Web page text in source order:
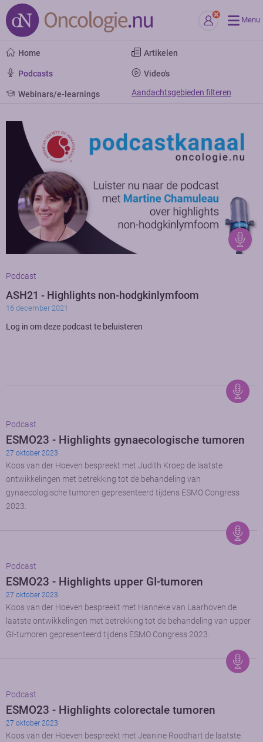
Menu
Home Artikelen
Podcasts Video's
Webinars/e-learnings Aandachtsgebieden filteren
Podcast
ASH21 - Highlights non-hodgkinlymfoom
16 december 2021
Log in om deze podcast te beluisteren
Podcast
ESMO23 - Highlights gynaecologische tumoren
27 oktober 2023
Koos van der Hoeven bespreekt met Judith Kroep de laatste
ontwikkelingen met betrekking tot de behandeling van
gynaecologische tumoren gepresenteerd tijdens ESMO Congress
2023.
Podcast
ESMO23 - Highlights upper GI-tumoren
27 oktober 2023
Koos van der Hoeven bespreekt met Hanneke van Laarhoven de
laatste ontwikkelingen met betrekking tot de behandeling van upper
GI-tumoren gepresenteerd tijdens ESMO Congress 2023.
Podcast
ESMO23 - Highlights colorectale tumoren
27 oktober 2023
Koos van der Hoeven bespreekt met Jeanine Roodhart de laatste